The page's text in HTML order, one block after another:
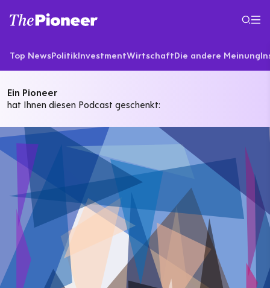
Top NewsPolitikInvestmentWirtschaftDie andere Meinung
Ein Pioneer
hat Ihnen diesen Podcast geschenkt: